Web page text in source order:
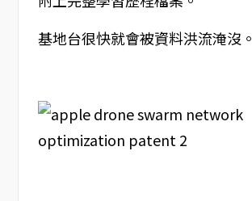
基地台很快就會被資料洪流淹沒。